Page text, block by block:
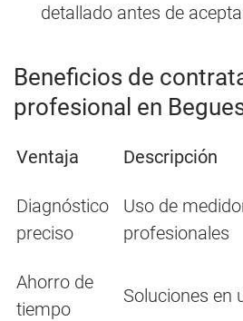
detallado antes de
Beneficios de
profesional en
Ventaja Descripción
Diagnóstico
preciso
Uso de
profesionales
Ahorro de
tiempo
Soluciones en